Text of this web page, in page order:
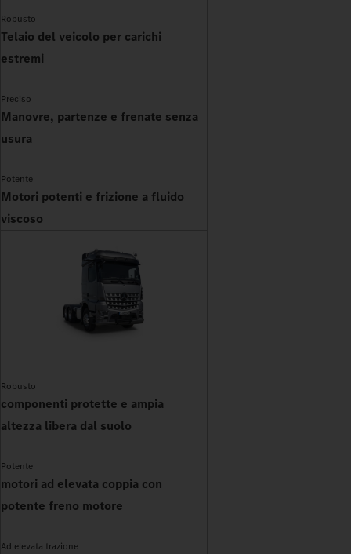
Robusto
Telaio del veicolo per carichi
estremi
Preciso
Manovre, partenze e frenate senza
usura
Potente
Motori potenti e frizione a fluido
viscoso
Robusto
componenti protette e ampia
altezza libera dal suolo
Potente
motori ad elevata coppia con
potente freno motore
Ad elevata trazione